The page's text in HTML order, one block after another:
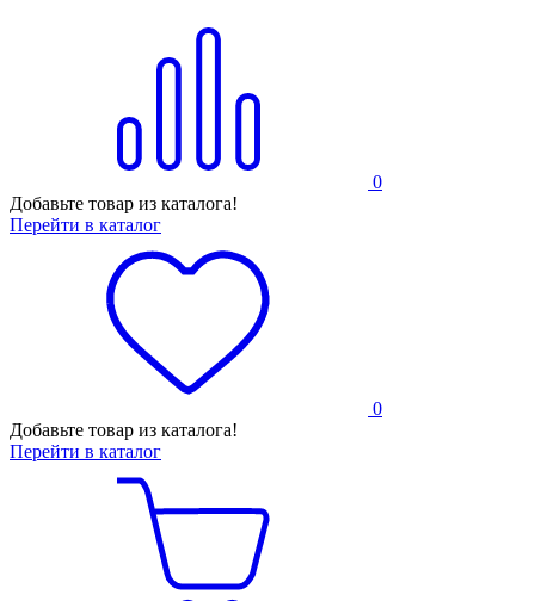
0
Добавьте товар из каталога!
Перейти в каталог
0
Добавьте товар из каталога!
Перейти в каталог